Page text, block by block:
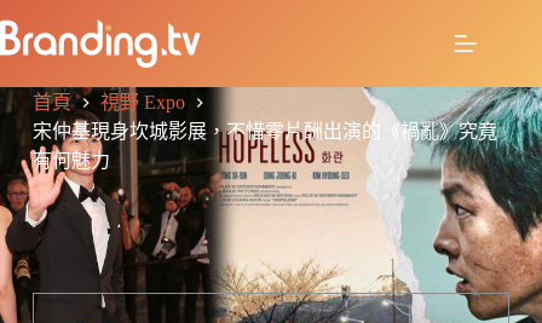
首頁
視野 Expo
宋仲基現身坎城影展，不惜零片酬出演的《禍亂》究竟
有何魅力